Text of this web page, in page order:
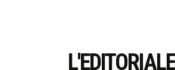
L'EDITORIALE